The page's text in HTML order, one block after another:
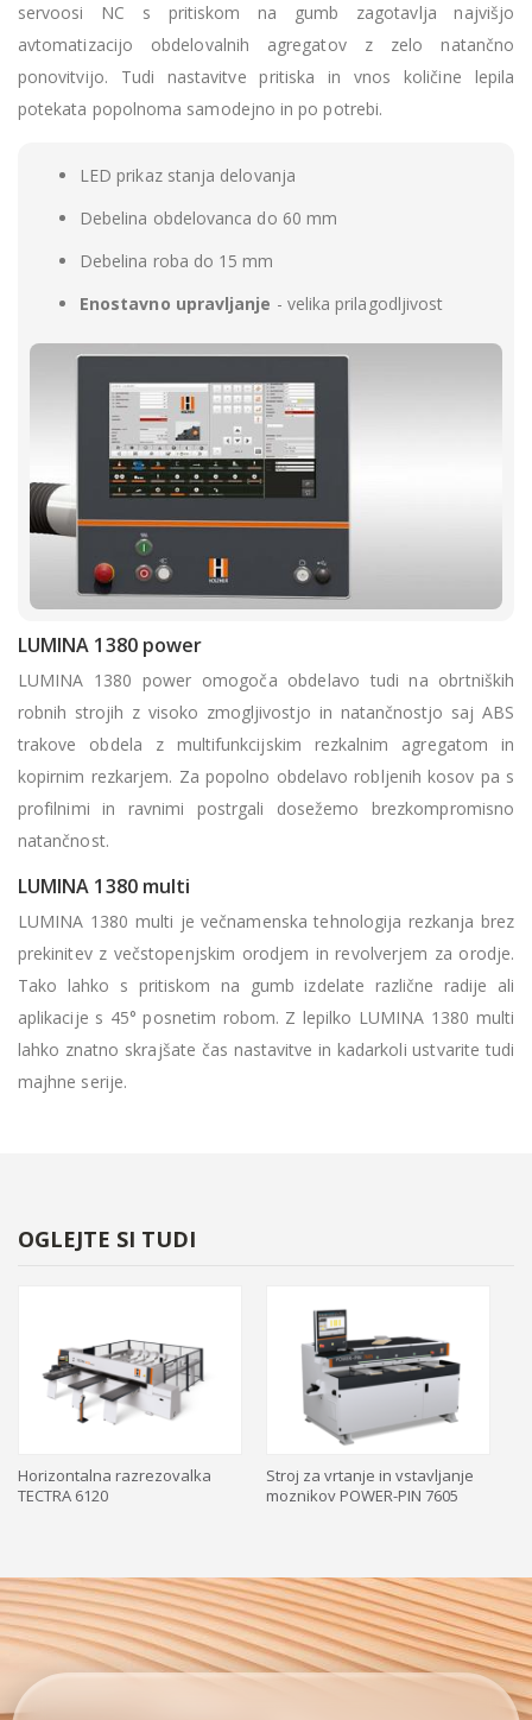
servoosi NC s pritiskom na gumb zagotavlja najvišjo
avtomatizacijo obdelovalnih agregatov z zelo natančno
ponovitvijo. Tudi nastavitve pritiska in vnos količine lepila
potekata popolnoma samodejno in po potrebi.
LED prikaz stanja delovanja
Debelina obdelovanca do 60 mm
Debelina roba do 15 mm
Enostavno upravljanje - velika prilagodljivost
LUMINA 1380 power
LUMINA 1380 power omogoča obdelavo tudi na obrtniških
robnih strojih z visoko zmogljivostjo in natančnostjo saj ABS
trakove obdela z multifunkcijskim rezkalnim agregatom in
kopirnim rezkarjem. Za popolno obdelavo robljenih kosov pa s
profilnimi in ravnimi postrgali dosežemo brezkompromisno
natančnost.
LUMINA 1380 multi
LUMINA 1380 multi je večnamenska tehnologija rezkanja brez
prekinitev z večstopenjskim orodjem in revolverjem za orodje.
Tako lahko s pritiskom na gumb izdelate različne radije ali
aplikacije s 45° posnetim robom. Z lepilko LUMINA 1380 multi
lahko znatno skrajšate čas nastavitve in kadarkoli ustvarite tudi
majhne serije.
OGLEJTE SI TUDI
Horizontalna razrezovalka
TECTRA 6120
Stroj za vrtanje in vstavljanje
moznikov POWER-PIN 7605